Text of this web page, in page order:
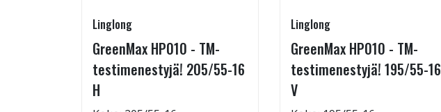
Linglong
GreenMax HP010 - TM-
testimenestyjä! 205/55-16
H
Linglong
GreenMax HP010 - TM-
testimenestyjä! 195/55-16
V